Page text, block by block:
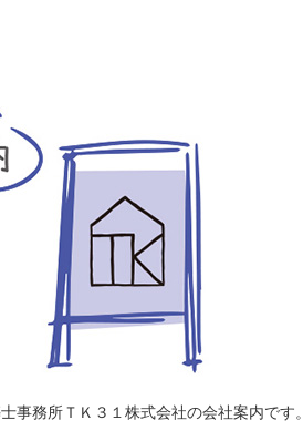
事務所ＴＫ３１株式会社の会社案内です。